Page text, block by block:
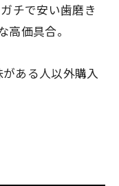
ガチで安い歯磨き
価具合。
ある人以外購入